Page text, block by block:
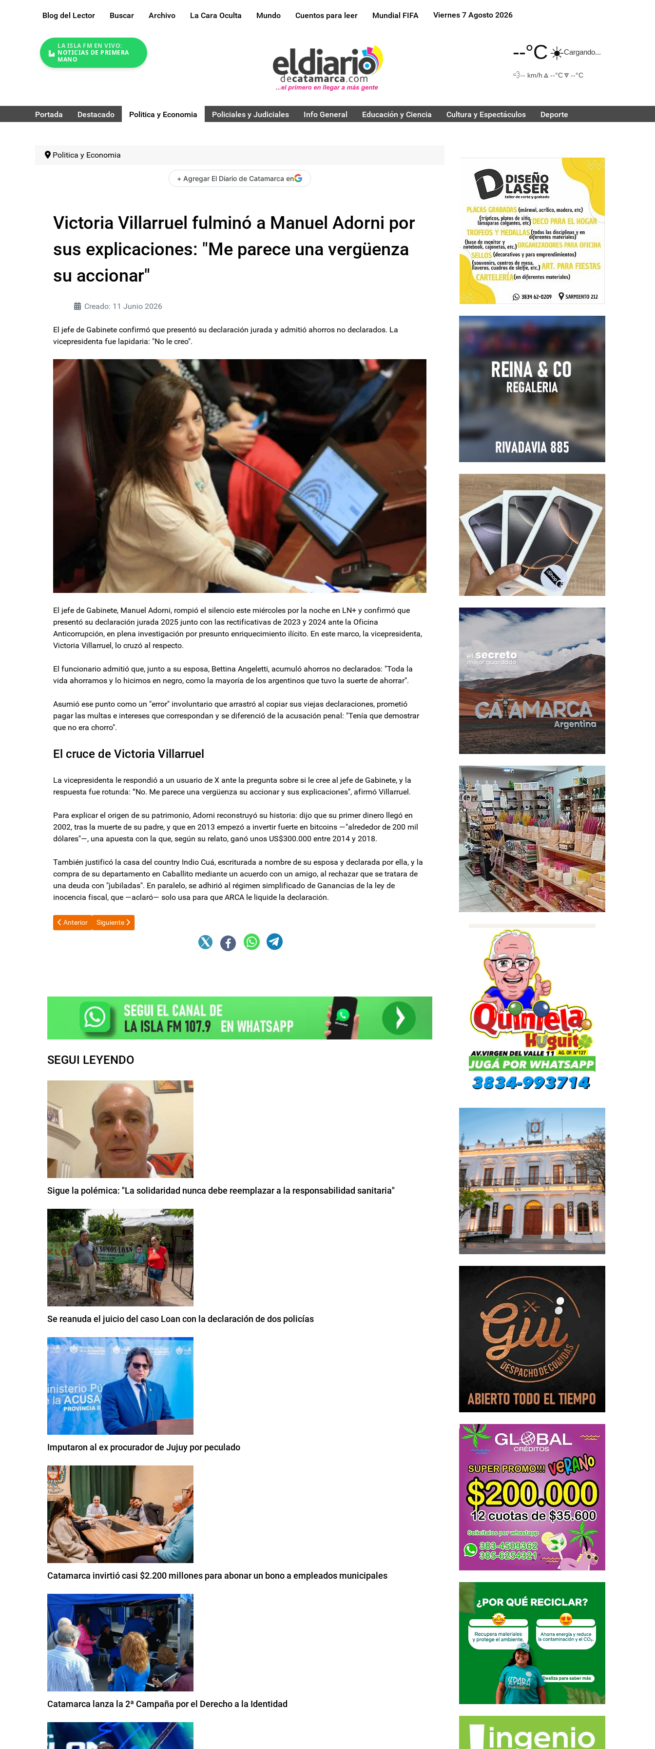
Blog del Lector Buscar Archivo La Cara Oculta Mundo Cuentos para leer Mundial FIFA Viernes 7 Agosto 2026
LA ISLA FM EN VIVO:
NOTICIAS DE PRIMERA
MANO
--°C☀️Cargando...
💨-- km/h 🔼 --°C🔽 --°C
Portada Destacado Politica y Economia Policiales y Judiciales Info General Educación y Ciencia Cultura y Espectáculos Deporte
Politica y Economia
+ Agregar El Diario de Catamarca en
Victoria Villarruel fulminó a Manuel Adorni por
sus explicaciones: "Me parece una vergüenza
su accionar"
Creado: 11 Junio 2026
El jefe de Gabinete confirmó que presentó su declaración jurada y admitió ahorros no declarados. La
vicepresidenta fue lapidaria: "No le creo".
El jefe de Gabinete, Manuel Adorni, rompió el silencio este miércoles por la noche en LN+ y confirmó que
presentó su declaración jurada 2025 junto con las rectificativas de 2023 y 2024 ante la Oficina
Anticorrupción, en plena investigación por presunto enriquecimiento ilícito. En este marco, la vicepresidenta,
Victoria Villarruel, lo cruzó al respecto.
El funcionario admitió que, junto a su esposa, Bettina Angeletti, acumuló ahorros no declarados: "Toda la
vida ahorramos y lo hicimos en negro, como la mayoría de los argentinos que tuvo la suerte de ahorrar".
Asumió ese punto como un "error" involuntario que arrastró al copiar sus viejas declaraciones, prometió
pagar las multas e intereses que correspondan y se diferenció de la acusación penal: "Tenía que demostrar
que no era chorro".
El cruce de Victoria Villarruel
La vicepresidenta le respondió a un usuario de X ante la pregunta sobre si le cree al jefe de Gabinete, y la
respuesta fue rotunda: “No. Me parece una vergüenza su accionar y sus explicaciones", afirmó Villarruel.
Para explicar el origen de su patrimonio, Adorni reconstruyó su historia: dijo que su primer dinero llegó en
2002, tras la muerte de su padre, y que en 2013 empezó a invertir fuerte en bitcoins —"alrededor de 200 mil
dólares"—, una apuesta con la que, según su relato, ganó unos US$300.000 entre 2014 y 2018.
También justificó la casa del country Indio Cuá, escriturada a nombre de su esposa y declarada por ella, y la
compra de su departamento en Caballito mediante un acuerdo con un amigo, al rechazar que se tratara de
una deuda con "jubiladas". En paralelo, se adhirió al régimen simplificado de Ganancias de la ley de
inocencia fiscal, que —aclaró— solo usa para que ARCA le liquide la declaración.
Artículo anterior: Vialidad Nacional: Trabajadores conviven con el fantasma de los despidos
Anterior Artículo siguiente: Máximo Kirchner advirtió que Cristina puede “morir presa”
Siguiente
SEGUI LEYENDO
Sigue la polémica: "La solidaridad nunca debe reemplazar a la responsabilidad sanitaria"
Se reanuda el juicio del caso Loan con la declaración de dos policías
Imputaron al ex procurador de Jujuy por peculado
Catamarca invirtió casi $2.200 millones para abonar un bono a empleados municipales
Catamarca lanza la 2ª Campaña por el Derecho a la Identidad